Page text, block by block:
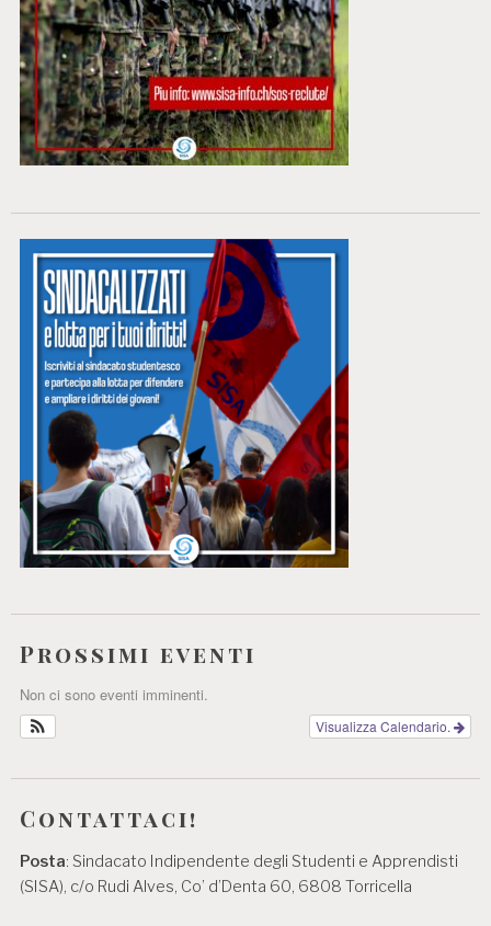
Prossimi eventi
Non ci sono eventi imminenti.
Visualizza Calendario.
Contattaci!
Posta: Sindacato Indipendente degli Studenti e Apprendisti
(SISA), c/o Rudi Alves, Co’ d’Denta 60, 6808 Torricella